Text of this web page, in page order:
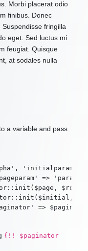
Morbi placerat odio
finibus. Donec
fringilla
eget. Sed luctus mi
feugiat. Quisque
at sodales nulla
a variable and pass
'initialparam'
=>
{!! $paginator